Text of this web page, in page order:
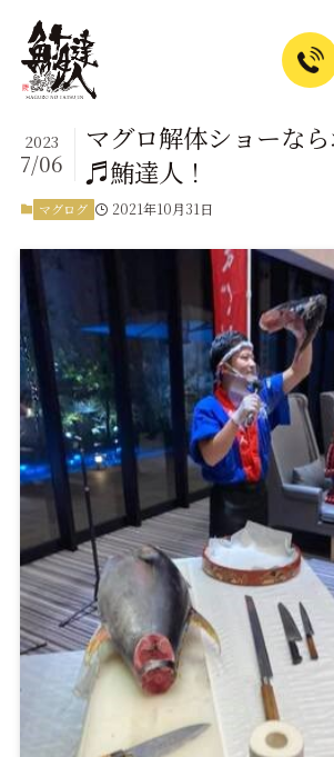
マグロ解体ショーな
♬鮪達人！
2023
7/06
マグログ 2021年10月31日